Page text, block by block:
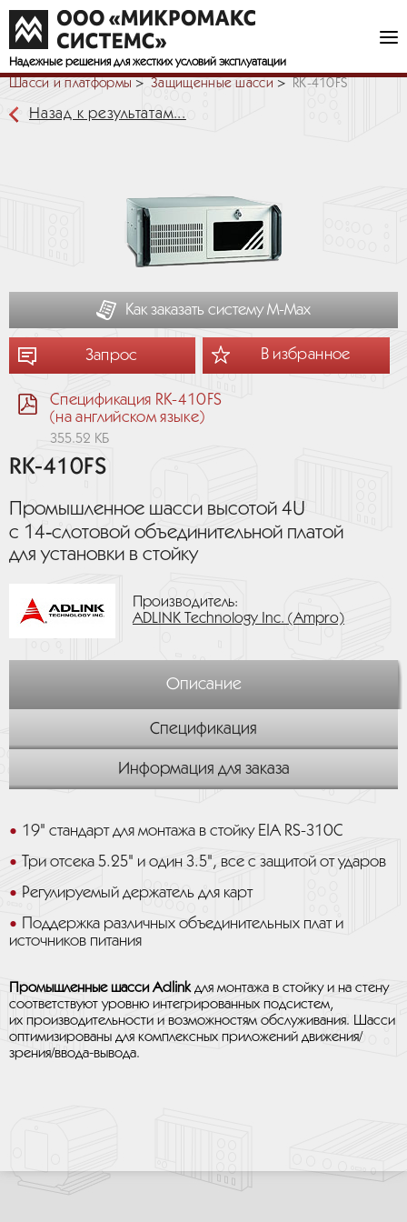
Надежные решения для жестких условий эксплуатации
Шасси и платформы Защищенные шасси RK-410FS
Назад к результатам...
Как заказать систему М-Мах
Запрос В избранное
Спецификация RK-410FS
(на английском языке)
355.52 КБ
RK-410FS
Промышленное шасси высотой 4U
с 14‑слотовой объединительной платой
для установки в стойку
Производитель:
ADLINK Technology Inc. (Ampro)
Описание
Спецификация
Информация для заказа
19" стандарт для монтажа в стойку EIA RS-310C
Три отсека 5.25" и один 3.5", все с защитой от ударов
Регулируемый держатель для карт
Поддержка различных объединительных плат и
источников питания
Промышленные шасси Adlinkдля монтажа в стойку и на стену
соответствуют уровню интегрированных подсистем,
их производительности и возможностям обслуживания. Шасси
оптимизированы для комплексных приложений движения/
зрения/ввода-вывода.